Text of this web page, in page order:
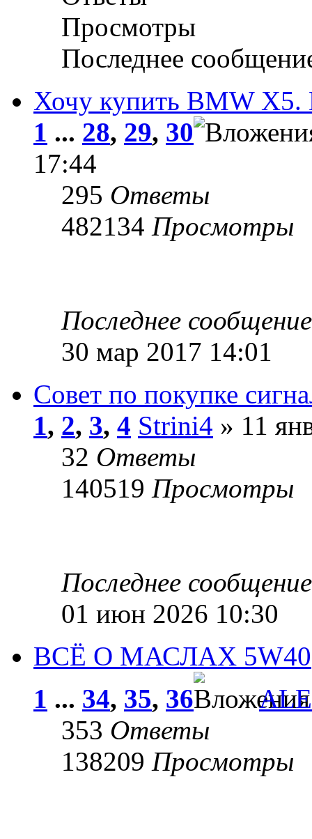
Просмотры
Последнее
Хочу купить BMW X5.
1 ... 28, 29, 30
17:44
295 Ответы
482134 Просмотры
Последнее
30 мар 2017 14:01
Cовет по покупке
1, 2, 3, 4 Strini4 » 11
32 Ответы
140519 Просмотры
Последнее
01 июн 2026 10:30
ВСЁ О МАСЛАХ 5W40
1 ... 34, 35, 36
353 Ответы
138209 Просмотры